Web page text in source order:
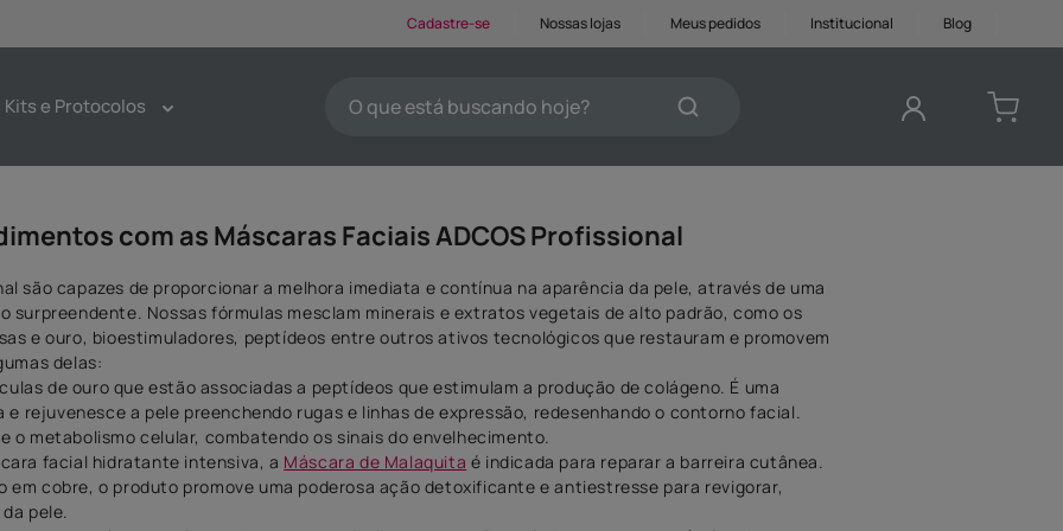
Cadastre-se Nossas lojas Meus pedidos Institucional Blog
Kits e Protocolos
com as Máscaras Faciais ADCOS Profissional
são capazes de proporcionar a melhora imediata e contínua na aparência da pele, através de uma
surpreendente. Nossas fórmulas mesclam minerais e extratos vegetais de alto padrão, como os
e ouro, bioestimuladores, peptídeos entre outros ativos tecnológicos que restauram e promovem
delas:
de ouro que estão associadas a peptídeos que estimulam a produção de colágeno. É uma
rejuvenesce a pele preenchendo rugas e linhas de expressão, redesenhando o contorno facial.
o metabolismo celular, combatendo os sinais do envelhecimento.
facial hidratante intensiva, a Máscara de Malaquita é indicada para reparar a barreira cutânea.
cobre, o produto promove uma poderosa ação detoxificante e antiestresse para revigorar,
pele.
2
kit limpeza pele
4º
pdrn
5º
serum
6º
emoliente
7º
tônico
8º
esfoliante